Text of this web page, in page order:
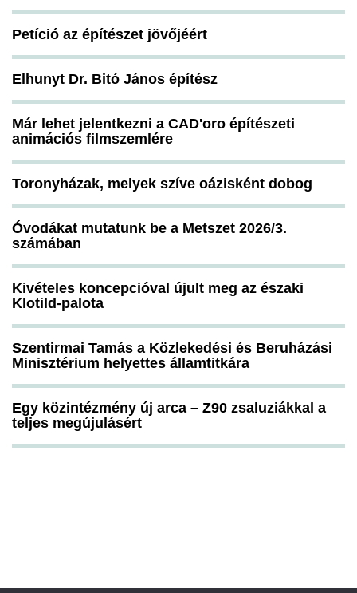
Petíció az építészet jövőjéért
Elhunyt Dr. Bitó János építész
Már lehet jelentkezni a CAD'oro építészeti
animációs filmszemlére
Toronyházak, melyek szíve oázisként dobog
Óvodákat mutatunk be a Metszet 2026/3.
számában
Kivételes koncepcióval újult meg az északi
Klotild-palota
Szentirmai Tamás a Közlekedési és Beruházási
Minisztérium helyettes államtitkára
Egy közintézmény új arca – Z90 zsaluziákkal a
teljes megújulásért